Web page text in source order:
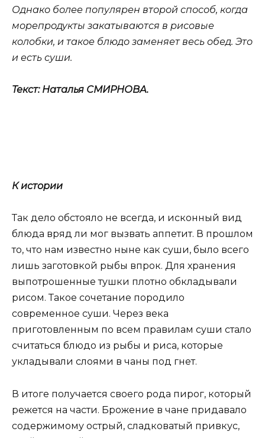
Однако более популярен второй способ, когда
морепродукты закатываются в рисовые
колобки, и такое блюдо заменяет весь обед. Это
и есть суши.
Текст: Наталья СМИРНОВА.
К истории
Так дело обстояло не всегда, и исконный вид
блюда вряд ли мог вызвать аппетит. В прошлом
то, что нам известно ныне как суши, было всего
лишь заготовкой рыбы впрок. Для хранения
выпотрошенные тушки плотно обкладывали
рисом. Такое сочетание породило
современное суши. Через века
приготовленным по всем правилам суши стало
считаться блюдо из рыбы и риса, которые
укладывали слоями в чаны под гнет.
В итоге получается своего рода пирог, который
режется на части. Брожение в чане придавало
содержимому острый, сладковатый привкус,